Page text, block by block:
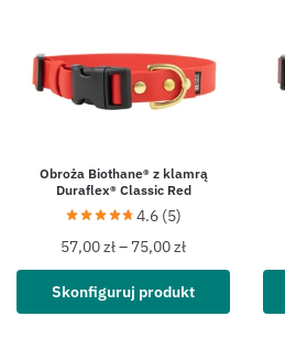
Obroża Biothane® z klamrą
Duraflex® Classic Red
4.6 (5)
57,00zł– 75,00zł
Skonfiguruj produkt